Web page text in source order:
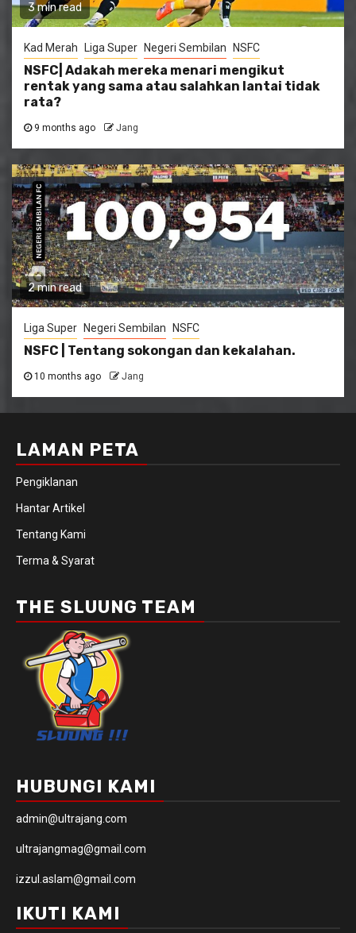
3 min read
Kad Merah Liga Super Negeri Sembilan NSFC
NSFC| Adakah mereka menari mengikut
rentak yang sama atau salahkan lantai tidak
rata?
9 months ago Jang
2 min read
Liga Super Negeri Sembilan NSFC
NSFC | Tentang sokongan dan kekalahan.
10 months ago Jang
LAMAN PETA
Pengiklanan
Hantar Artikel
Tentang Kami
Terma & Syarat
THE SLUUNG TEAM
HUBUNGI KAMI
admin@ultrajang.com
ultrajangmag@gmail.com
izzul.aslam@gmail.com
IKUTI KAMI